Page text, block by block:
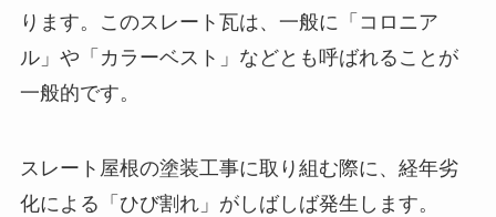
ります。このスレート瓦は、一般に「コロニア
ル」や「カラーベスト」などとも呼ばれることが
一般的です。
スレート屋根の塗装工事に取り組む際に、経年劣
化による「ひび割れ」がしばしば発生します。